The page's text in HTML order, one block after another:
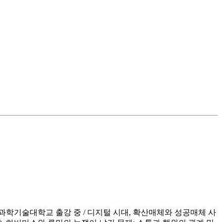
기술대학교 출강 중 / 디지털 시대, 확산매체와 성공매체 사